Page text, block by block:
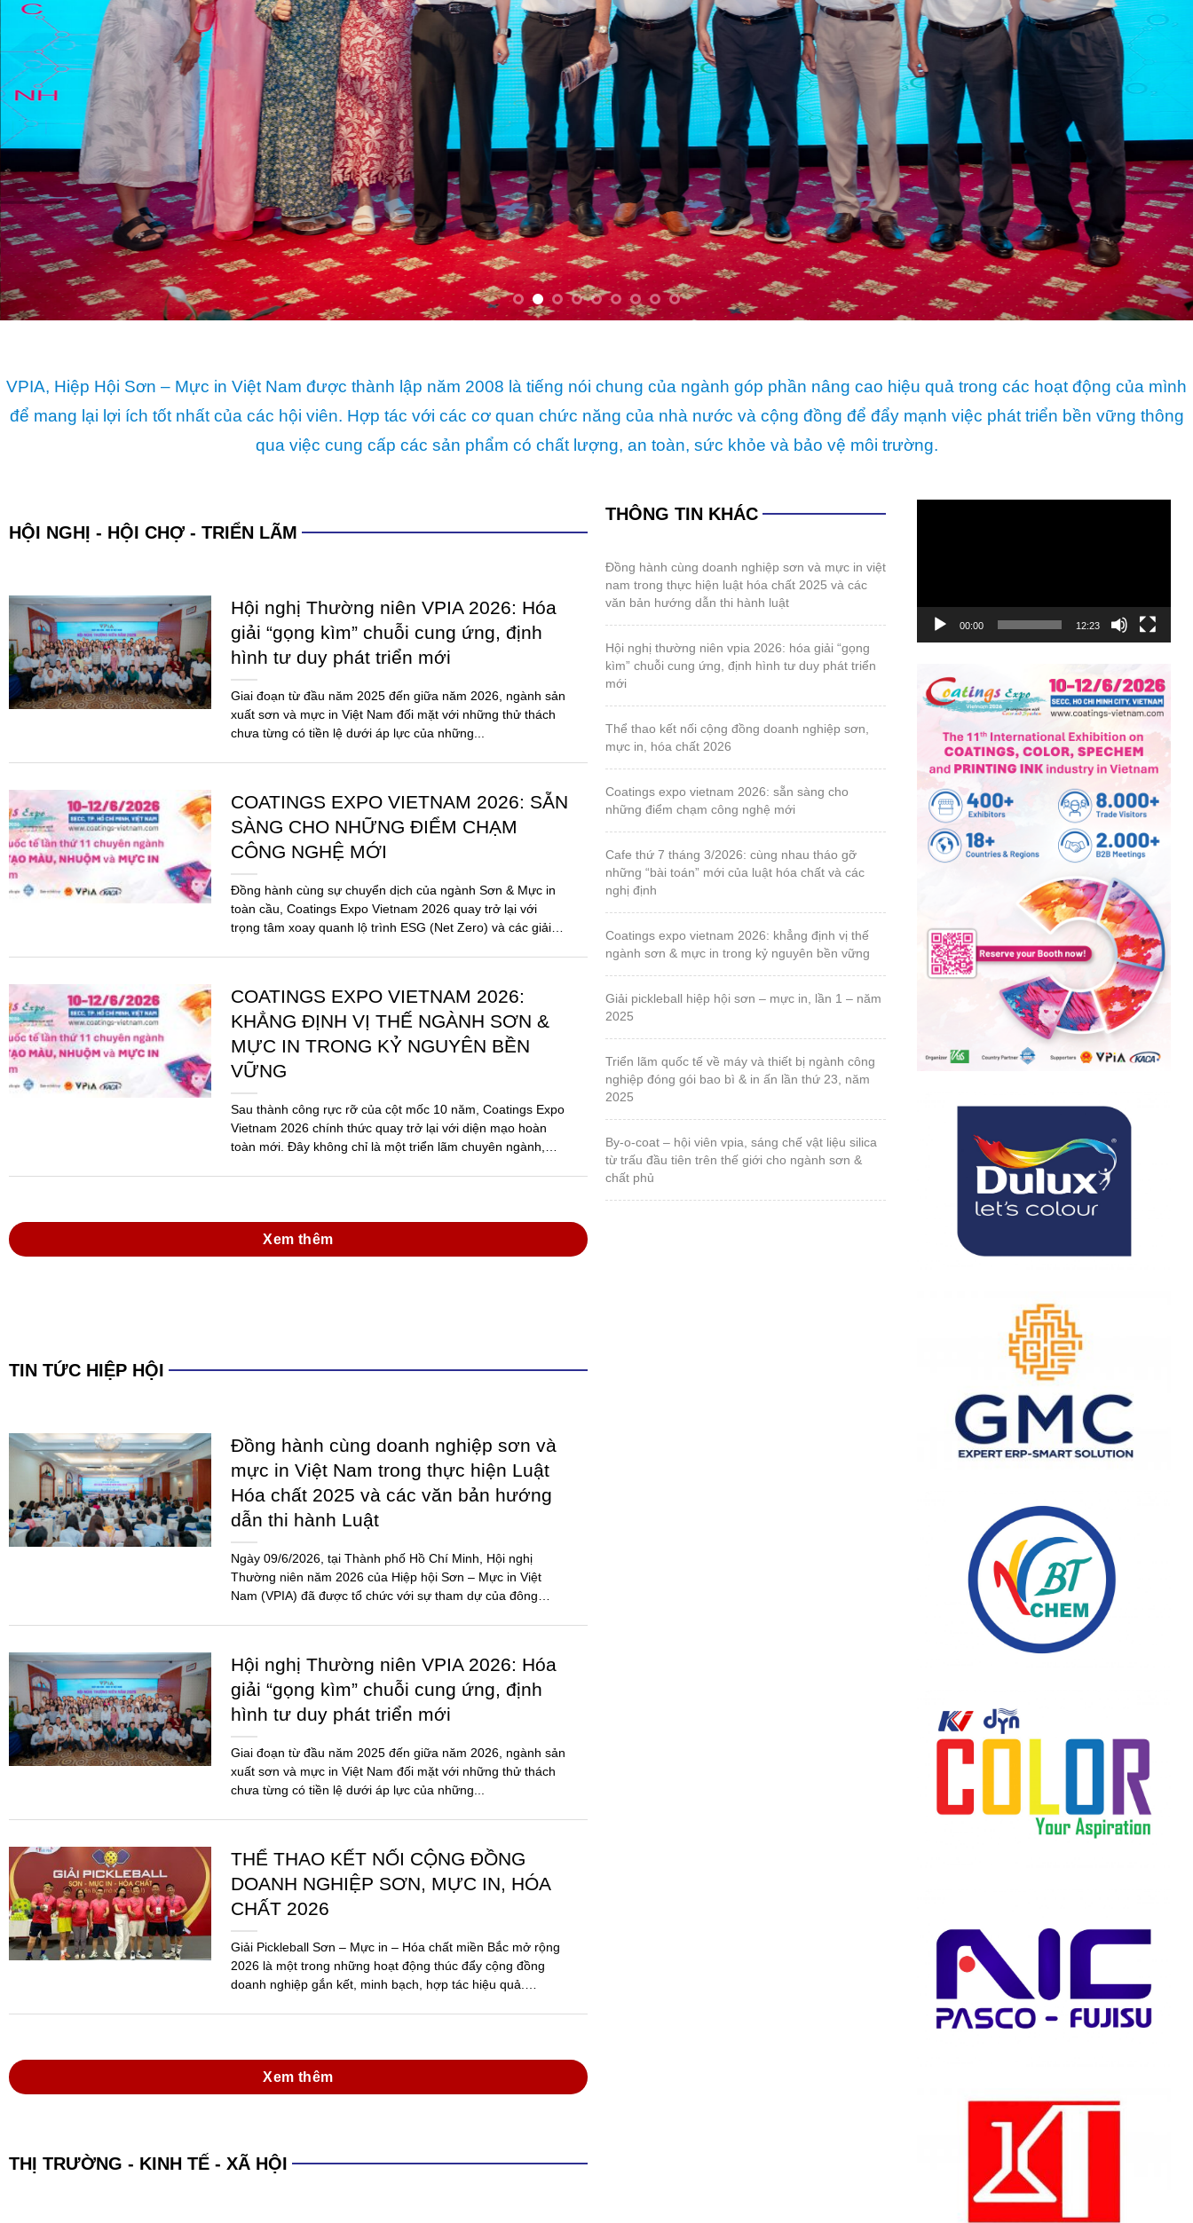
VPIA, Hiệp Hội Sơn – Mực in Việt Nam được thành lập năm 2008 là tiếng nói chung của ngành góp phần nâng cao hiệu quả trong các hoạt động của mình
để mang lại lợi ích tốt nhất của các hội viên. Hợp tác với các cơ quan chức năng của nhà nước và cộng đồng để đẩy mạnh việc phát triển bền vững thông
qua việc cung cấp các sản phẩm có chất lượng, an toàn, sức khỏe và bảo vệ môi trường.
HỘI NGHỊ - HỘI CHỢ - TRIỂN LÃM
Hội nghị Thường niên VPIA 2026: Hóa
giải “gọng kìm” chuỗi cung ứng, định
hình tư duy phát triển mới
Giai đoạn từ đầu năm 2025 đến giữa năm 2026, ngành sản
xuất sơn và mực in Việt Nam đối mặt với những thử thách
chưa từng có tiền lệ dưới áp lực của những...
COATINGS EXPO VIETNAM 2026: SẴN
SÀNG CHO NHỮNG ĐIỂM CHẠM
CÔNG NGHỆ MỚI
Đồng hành cùng sự chuyển dịch của ngành Sơn & Mực in
toàn cầu, Coatings Expo Vietnam 2026 quay trở lại với
trọng tâm xoay quanh lộ trình ESG (Net Zero) và các giải
COATINGS EXPO VIETNAM 2026:
KHẲNG ĐỊNH VỊ THẾ NGÀNH SƠN &
MỰC IN TRONG KỶ NGUYÊN BỀN
VỮNG
Sau thành công rực rỡ của cột mốc 10 năm, Coatings Expo
Vietnam 2026 chính thức quay trở lại với diện mạo hoàn
toàn mới. Đây không chỉ là một triển lãm chuyên ngành,
Xem thêm
TIN TỨC HIỆP HỘI
Đồng hành cùng doanh nghiệp sơn và
mực in Việt Nam trong thực hiện Luật
Hóa chất 2025 và các văn bản hướng
dẫn thi hành Luật
Ngày 09/6/2026, tại Thành phố Hồ Chí Minh, Hội nghị
Thường niên năm 2026 của Hiệp hội Sơn – Mực in Việt
Nam (VPIA) đã được tổ chức với sự tham dự của đông
Hội nghị Thường niên VPIA 2026: Hóa
giải “gọng kìm” chuỗi cung ứng, định
hình tư duy phát triển mới
Giai đoạn từ đầu năm 2025 đến giữa năm 2026, ngành sản
xuất sơn và mực in Việt Nam đối mặt với những thử thách
chưa từng có tiền lệ dưới áp lực của những...
THỂ THAO KẾT NỐI CỘNG ĐỒNG
DOANH NGHIỆP SƠN, MỰC IN, HÓA
CHẤT 2026
Giải Pickleball Sơn – Mực in – Hóa chất miền Bắc mở rộng
2026 là một trong những hoạt động thúc đẩy cộng đồng
doanh nghiệp gắn kết, minh bạch, hợp tác hiệu quả.
Xem thêm
THỊ TRƯỜNG - KINH TẾ - XÃ HỘI
THÔNG TIN KHÁC
đồng hành cùng doanh nghiệp sơn và mực in việt
nam trong thực hiện luật hóa chất 2025 và các
văn bản hướng dẫn thi hành luật
hội nghị thường niên vpia 2026: hóa giải “gọng
kìm” chuỗi cung ứng, định hình tư duy phát triển
mới
thể thao kết nối cộng đồng doanh nghiệp sơn,
mực in, hóa chất 2026
coatings expo vietnam 2026: sẵn sàng cho
những điểm chạm công nghệ mới
cafe thứ 7 tháng 3/2026: cùng nhau tháo gỡ
những “bài toán” mới của luật hóa chất và các
nghị định
coatings expo vietnam 2026: khẳng định vị thế
ngành sơn & mực in trong kỷ nguyên bền vững
giải pickleball hiệp hội sơn – mực in, lần 1 – năm
2025
triển lãm quốc tế về máy và thiết bị ngành công
nghiệp đóng gói bao bì & in ấn lần thứ 23, năm
2025
by-o-coat – hội viên vpia, sáng chế vật liệu silica
từ trấu đầu tiên trên thế giới cho ngành sơn &
chất phủ
00:00 12:23